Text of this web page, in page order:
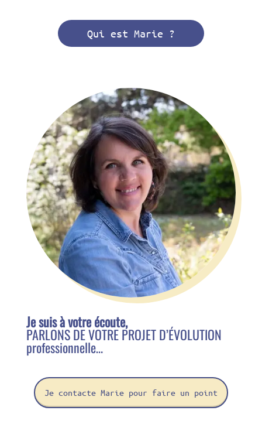
Qui est Marie ?
Je suis à votre écoute,
PARLONS DE VOTRE PROJET D’ÉVOLUTION
professionnelle…
Je contacte Marie pour faire un point